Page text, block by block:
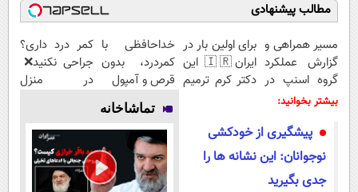
مطالب پیشنهادی
مسیر همراهی و
گزارش عملکرد
گروه اسنپ در
۱۴۰۴
برای اولین بار در
ایران🇮🇷 این
دکتر کرم ترمیم
خداحافظی با
کمردرد، بدون
قرص و آمپول
کمر درد داری؟
جراحی نکنید❌
در منزل
بیشتر بخوانید:
پیشگیری از خودکشی‌
نوجوانان: این نشانه ها را
جدی بگیرید
تماشاخانه